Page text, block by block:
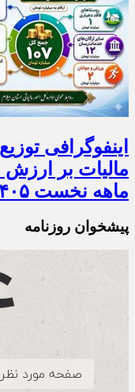
مالیات بر ارزش
ماهه نخست ۱۴۰۵ در استان ایلام
پیشخوان روزنامه